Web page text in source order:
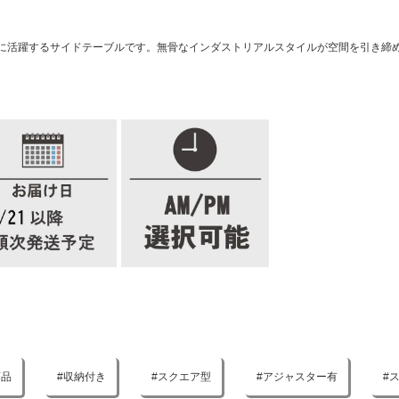
躍するサイドテーブルです。無骨なインダストリアルスタイルが空間を引き締め
収納付き スクエア型 アジャスター有